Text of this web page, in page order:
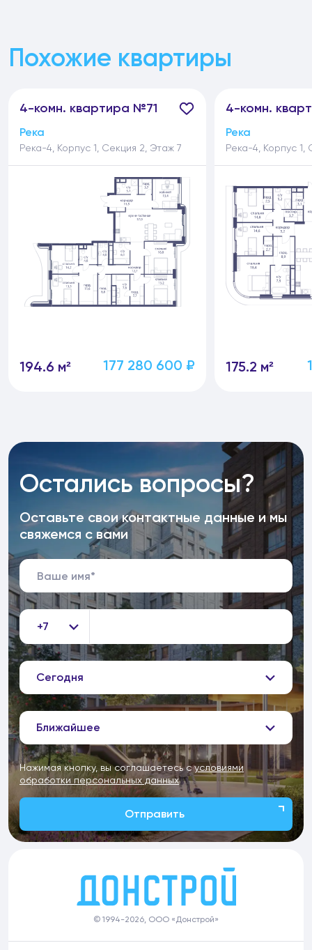
Похожие квартиры
4-комн. квартира №71
Река
Река-4, Корпус 1, Секция 2, Этаж 7
194.6 м² 177 280 600 ₽
4-комн.
Река
Река-4, Корпус 1,
175.2 м²
Остались вопросы?
Оставьте свои контактные данные и мы
свяжемся с вами
+7
Сегодня
Ближайшее
Нажимая кнопку, вы соглашаетесь сусловиями
обработки персональных данных
Отправить
© 1994-2026, ООО «Донстрой»